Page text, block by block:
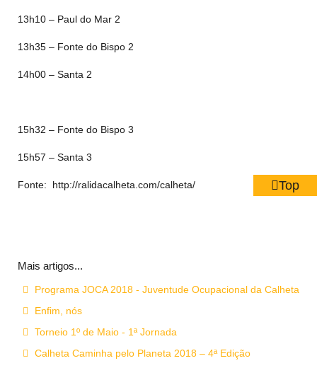
13h10 – Paul do Mar 2
13h35 – Fonte do Bispo 2
14h00 – Santa 2
15h32 – Fonte do Bispo 3
15h57 – Santa 3
Fonte: http://ralidacalheta.com/calheta/
Mais artigos...
Programa JOCA 2018 - Juventude Ocupacional da Calheta
Enfim, nós
Torneio 1º de Maio - 1ª Jornada
Calheta Caminha pelo Planeta 2018 – 4ª Edição
Top